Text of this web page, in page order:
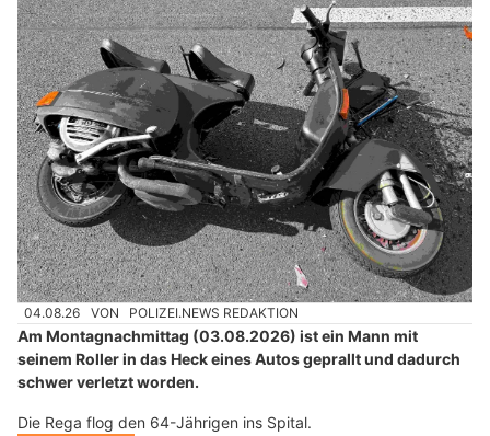
04.08.26 VON POLIZEI.NEWS REDAKTION
Am Montagnachmittag (03.08.2026) ist ein Mann mit
seinem Roller in das Heck eines Autos geprallt und dadurch
schwer verletzt worden.
Die Rega flog den 64-Jährigen ins Spital.